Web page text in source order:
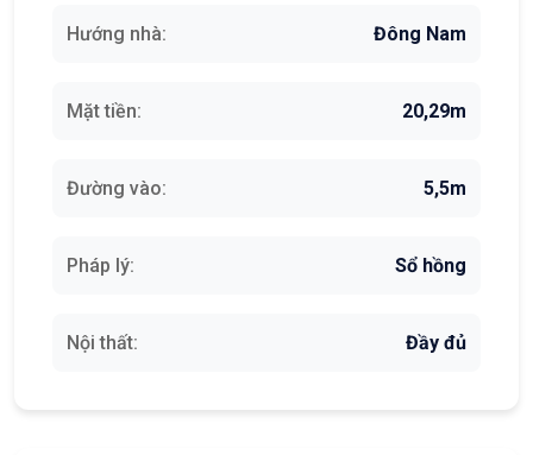
Hướng nhà: Đông Nam
Mặt tiền: 20,29m
Đường vào: 5,5m
Pháp lý: Sổ hồng
Nội thất: Đầy đủ